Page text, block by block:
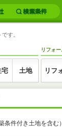
す。
宅 土地
リフォ
リフ
条件付き土地を含む）